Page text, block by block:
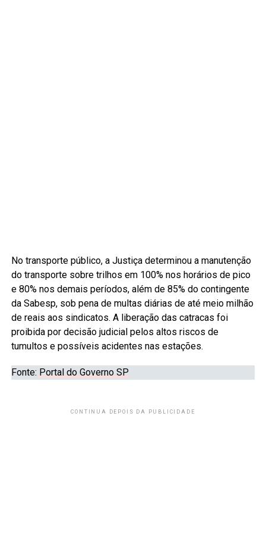
No transporte público, a Justiça determinou a manutenção
do transporte sobre trilhos em 100% nos horários de pico
e 80% nos demais períodos, além de 85% do contingente
da Sabesp, sob pena de multas diárias de até meio milhão
de reais aos sindicatos. A liberação das catracas foi
proibida por decisão judicial pelos altos riscos de
tumultos e possíveis acidentes nas estações.
Fonte: Portal do Governo SP
CONTINUA DEPOIS DA PUBLICIDADE